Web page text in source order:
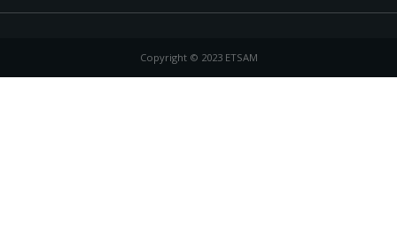
Copyright © 2023 ETSAM